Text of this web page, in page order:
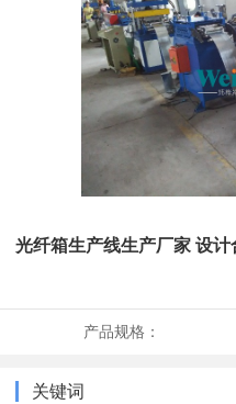
光纤箱生产线生产厂家 设计
产品规格：
关键词